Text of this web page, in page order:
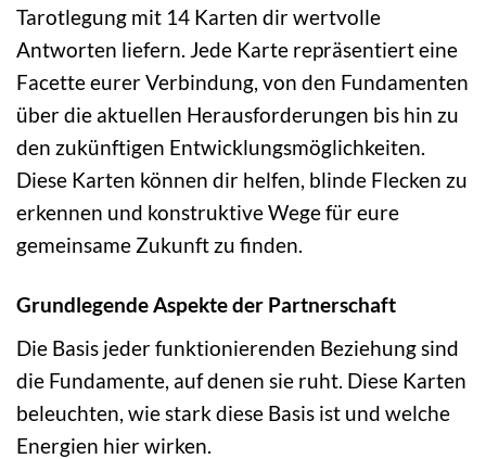
Tarotlegung mit 14 Karten dir wertvolle
Antworten liefern. Jede Karte repräsentiert eine
Facette eurer Verbindung, von den Fundamenten
über die aktuellen Herausforderungen bis hin zu
den zukünftigen Entwicklungsmöglichkeiten.
Diese Karten können dir helfen, blinde Flecken zu
erkennen und konstruktive Wege für eure
gemeinsame Zukunft zu finden.
Grundlegende Aspekte der Partnerschaft
Die Basis jeder funktionierenden Beziehung sind
die Fundamente, auf denen sie ruht. Diese Karten
beleuchten, wie stark diese Basis ist und welche
Energien hier wirken.